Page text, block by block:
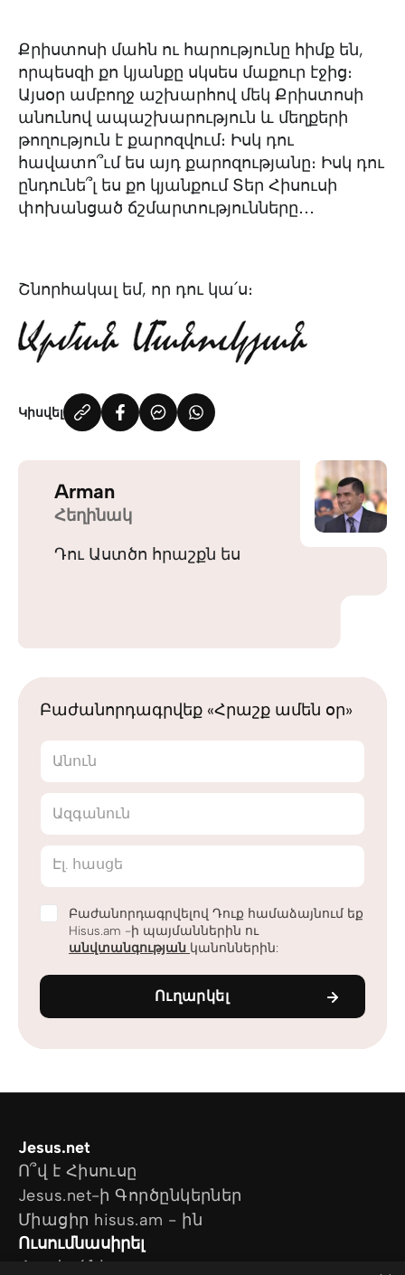
Քրիստոսի մահն ու հարությունը հիմք են,
որպեսզի քո կյանքը սկսես մաքուր էջից։
Այսօր ամբողջ աշխարհով մեկ Քրիստոսի
անունով ապաշխարություն և մեղքերի
թողություն է քարոզվում։ Իսկ դու
հավատո՞ւմ ես այդ քարոզությանը։ Իսկ դու
ընդունե՞լ ես քո կյանքում Տեր Հիսուսի
փոխանցած ճշմարտությունները․․․
Շնորհակալ եմ, որ դու կա՛ս։
Կիսվել
Arman
Հեղինակ
Դու Աստծո հրաշքն ես
Բաժանորդագրվեք «Հրաշք ամեն օր»
Անուն
Ազգանուն
Էլ. հասցե
Բաժանորդագրվելով Դուք համաձայնում եք
Hisus.am -ի պայմաններին ու
անվտանգության կանոններին:
Ուղարկել
Jesus.net
Ո՞վ է Հիսուսը
Jesus.net-ի Գործընկերներ
Միացիր hisus.am - ին
Ուսումնասիրել
Հոդվածներ